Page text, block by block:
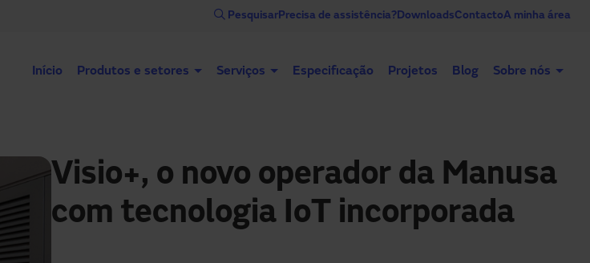
PesquisarPrecisa de assistência?DownloadsContactoA minha área
Início Produtos e setores Serviços Especificação Projetos Blog Sobre nós
Visio+, o novo operador da Manusa
com tecnologia IoT incorporada